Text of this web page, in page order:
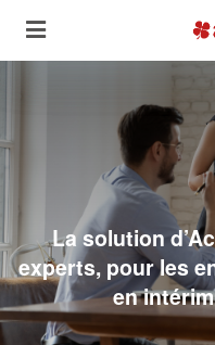
La solution
experts, pour les
en